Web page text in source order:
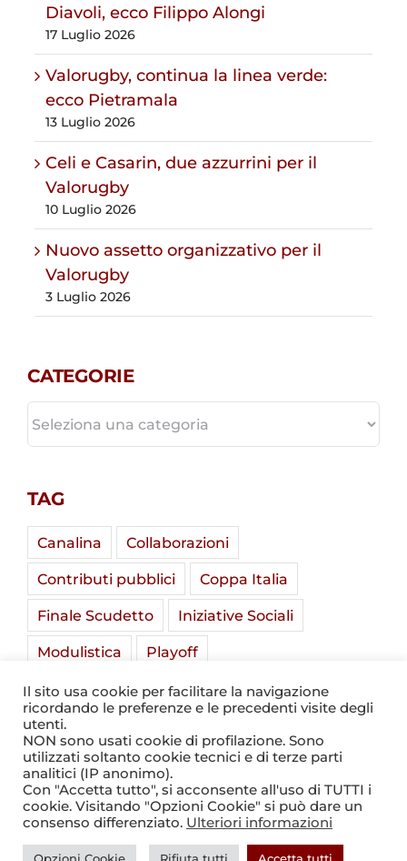
Diavoli, ecco Filippo Alongi
17 Luglio 2026
Valorugby, continua la linea verde:
ecco Pietramala
13 Luglio 2026
Celi e Casarin, due azzurrini per il
Valorugby
10 Luglio 2026
Nuovo assetto organizzativo per il
Valorugby
3 Luglio 2026
CATEGORIE
TAG
Canalina
Collaborazioni
Contributi pubblici
Coppa Italia
Finale Scudetto
Iniziative Sociali
Modulistica
Playoff
Soladria Serie A Élite
Stadio Mirabello
Summer Camp
© 2021 - 2026Valorugby
Il sito usa cookie per facilitare la navigazione
ricordando le preferenze e le precedenti visite degli
utenti.
NON sono usati cookie di profilazione. Sono
utilizzati soltanto cookie tecnici e di terze parti
analitici (IP anonimo).
Con "Accetta tutto", si acconsente all'uso di TUTTI i
cookie. Visitando "Opzioni Cookie" si può dare un
consenso differenziato. Ulteriori informazioni